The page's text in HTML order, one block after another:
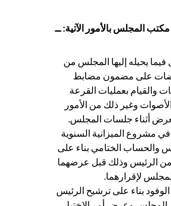
المجلس بالأمور الآتية: ــ
يحيله إليها المجلس من
على مضمون مضابط
والقيام بعمليات القرعة
وغير ذلك من الأمور
أثناء جلسات المجلس.
مشروع الميزانية السنوية
والحساب الختامي بناء على
من الرئيس وذلك قبل عرضهما
لإقرارهما.
الوفود بناء على ترشيح الرئيس